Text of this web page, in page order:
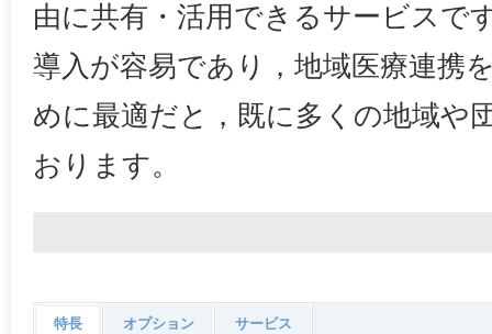
由に共有・活用できるサービスで
導入が容易であり，地域医療連携
めに最適だと，既に多くの地域や
おります。
特長 オプション サービス